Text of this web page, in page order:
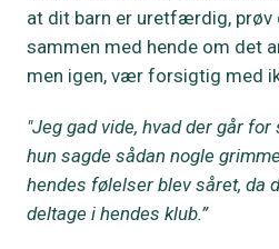
at dit barn er uretfærdig, prøv
sammen med hende om det
men igen, vær forsigtig med
"Jeg gad vide, hvad der går
hun sagde sådan nogle
hendes følelser blev såret, da
deltage i hendes klub.”